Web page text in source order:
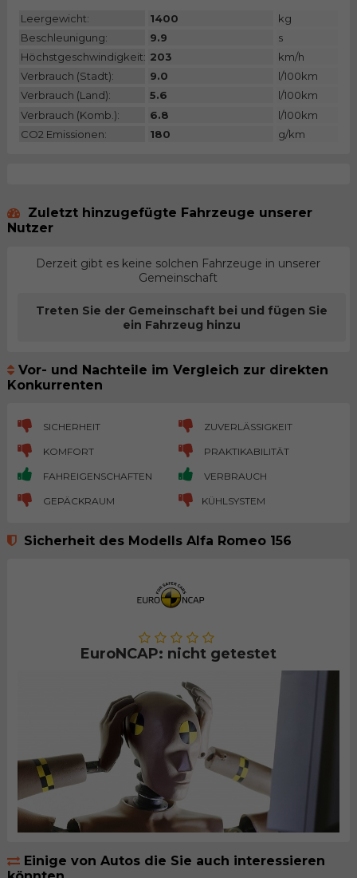
Leergewicht: 1400
kg
Beschleunigung:
9.9
s
Höchstgeschwindigkeit: 203
km/h
Verbrauch (Stadt):
9.0
l/100km
Verbrauch (Land):
5.6
l/100km
Verbrauch (Komb.):
6.8
l/100km
CO2 Emissionen:
180 g/km
Zuletzt hinzugefügte Fahrzeuge unserer
Nutzer
Derzeit gibt es keine solchen Fahrzeuge in unserer
Gemeinschaft
Treten Sie der Gemeinschaft bei und fügen Sie
ein Fahrzeug hinzu
Vor- und Nachteile im Vergleich zur direkten
Konkurrenten
SICHERHEIT ZUVERLÄSSIGKEIT
KOMFORT PRAKTIKABILITÄT
FAHREIGENSCHAFTEN VERBRAUCH
GEPÄCKRAUM KÜHLSYSTEM
Sicherheit des Modells Alfa Romeo 156
EuroNCAP: nicht getestet
Einige von Autos die Sie auch interessieren